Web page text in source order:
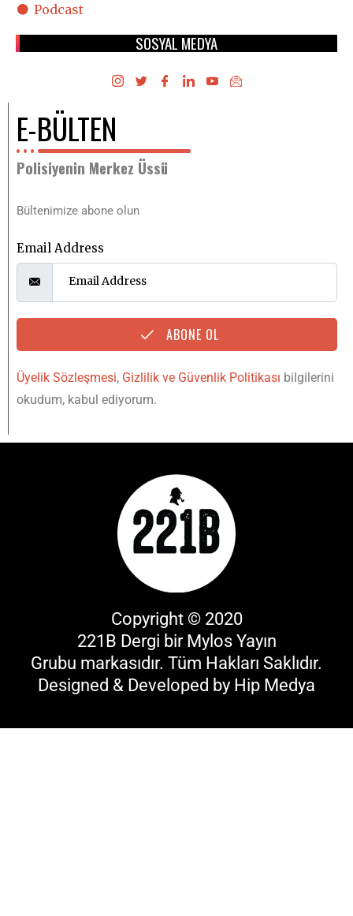
Podcast
SOSYAL MEDYA
E-BÜLTEN
Polisiyenin Merkez Üssü
Bültenimize abone olun
Email Address
ABONE OL
Üyelik Sözleşmesi, Gizlilik ve Güvenlik Politikası bilgilerini
okudum, kabul ediyorum.
Copyright © 2020
221B Dergi bir Mylos Yayın
Grubu markasıdır. Tüm Hakları Saklıdır.
Designed & Developed by Hip Medya